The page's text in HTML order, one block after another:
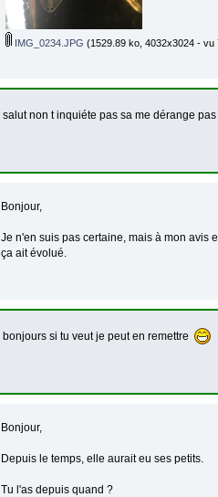
IMG_0234.JPG (1529.89 ko, 4032x3024 - vu
salut non t inquiéte pas sa me dérange
Bonjour,
Je n'en suis pas certaine, mais à mon avis
ça ait évolué.
bonjours si tu veut je peut en remettre
Bonjour,
Depuis le temps, elle aurait eu ses petits.
Tu l'as depuis quand ?